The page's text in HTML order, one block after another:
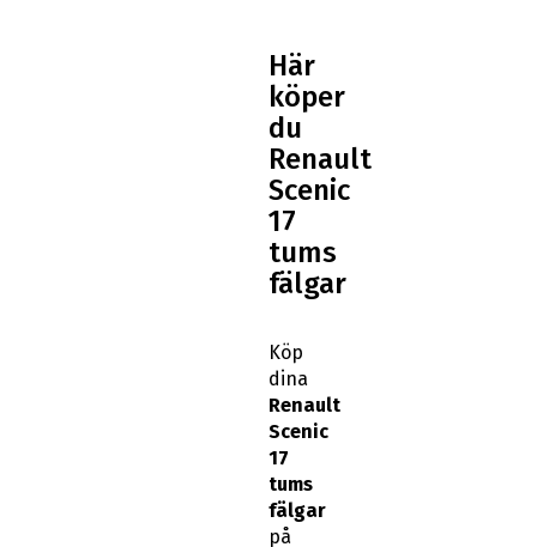
Här
köper
du
Renault
Scenic
17
tums
fälgar
Köp
dina
Renault
Scenic
17
tums
fälgar
på